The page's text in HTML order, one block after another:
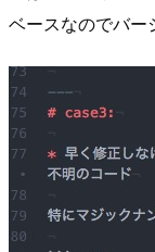
ベースなのでバー